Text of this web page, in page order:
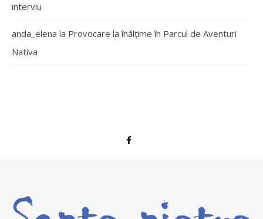
interviu
anda_elena la Provocare la înălțime în Parcul de Aventuri
Nativa